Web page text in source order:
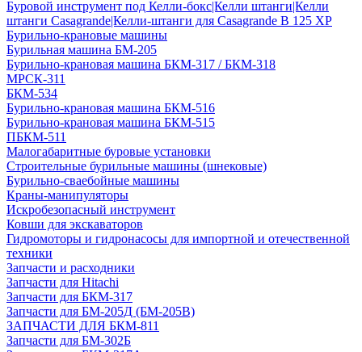
Буровой инструмент под Келли-бокс|Келли штанги|Келли
штанги Casagrande|Келли-штанги для Casagrande B 125 XP
Бурильно-крановые машины
Бурильная машина БМ-205
Бурильно-крановая машина БКМ-317 / БКМ-318
МРСК-311
БКМ-534
Бурильно-крановая машина БКМ-516
Бурильно-крановая машина БКМ-515
ПБКМ-511
Малогабаритные буровые установки
Строительные бурильные машины (шнековые)
Бурильно-сваебойные машины
Краны-манипуляторы
Искробезопасный инструмент
Ковши для экскаваторов
Гидромоторы и гидронасосы для импортной и отечественной
техники
Запчасти и расходники
Запчасти для Hitachi
Запчасти для БКМ-317
Запчасти для БМ-205Д (БМ-205В)
ЗАПЧАСТИ ДЛЯ БКМ-811
Запчасти для БМ-302Б